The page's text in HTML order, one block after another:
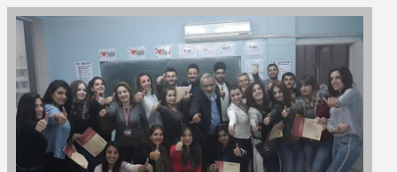
المعتمدون